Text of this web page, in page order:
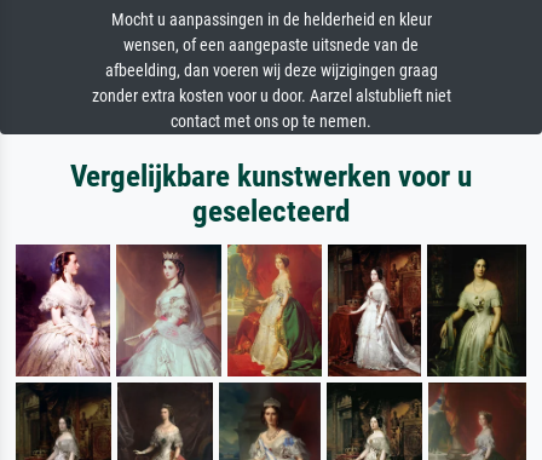
Mocht u aanpassingen in de helderheid en kleur
wensen, of een aangepaste uitsnede van de
afbeelding, dan voeren wij deze wijzigingen graag
zonder extra kosten voor u door. Aarzel alstublieft niet
contact met ons op te nemen.
Vergelijkbare kunstwerken voor u
geselecteerd